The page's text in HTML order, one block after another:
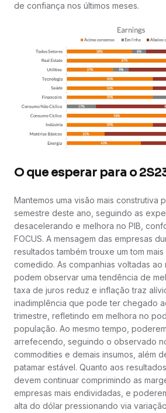
de confiança nos últimos meses.
O que esperar para o
Mantemos uma visão mais construtiva
semestre deste ano, seguindo as
desacelerando e melhora no PIB,
FOCUS. A mensagem das empresas
resultados também trouxe um tom
comedido. As companhias voltadas ao
podem observar uma tendência de
taxa de juros reduz e inflação traz
inadimplência que pode ter chegado
trimestre, refletindo em melhora no
população. Ao mesmo tempo,
arrefecendo, seguindo o observado
commodities e demais insumos, além
patamar estável. Quanto aos
devem continuar comprimindo as
empresas mais endividadas, e
alta do dólar pressionando via